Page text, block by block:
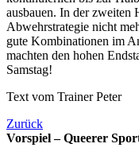
ausbauen. In der zweiten
Abwehrstrategie nicht
gute Kombinationen im
machten den hohen
Samstag!
Text vom Trainer Peter
Zurück
Vorspiel – Queerer